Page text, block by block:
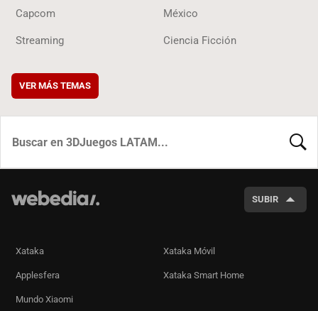
Capcom México
Streaming Ciencia Ficción
VER MÁS TEMAS
SUBIR
Xataka Xataka Móvil
Applesfera Xataka Smart Home
Mundo Xiaomi